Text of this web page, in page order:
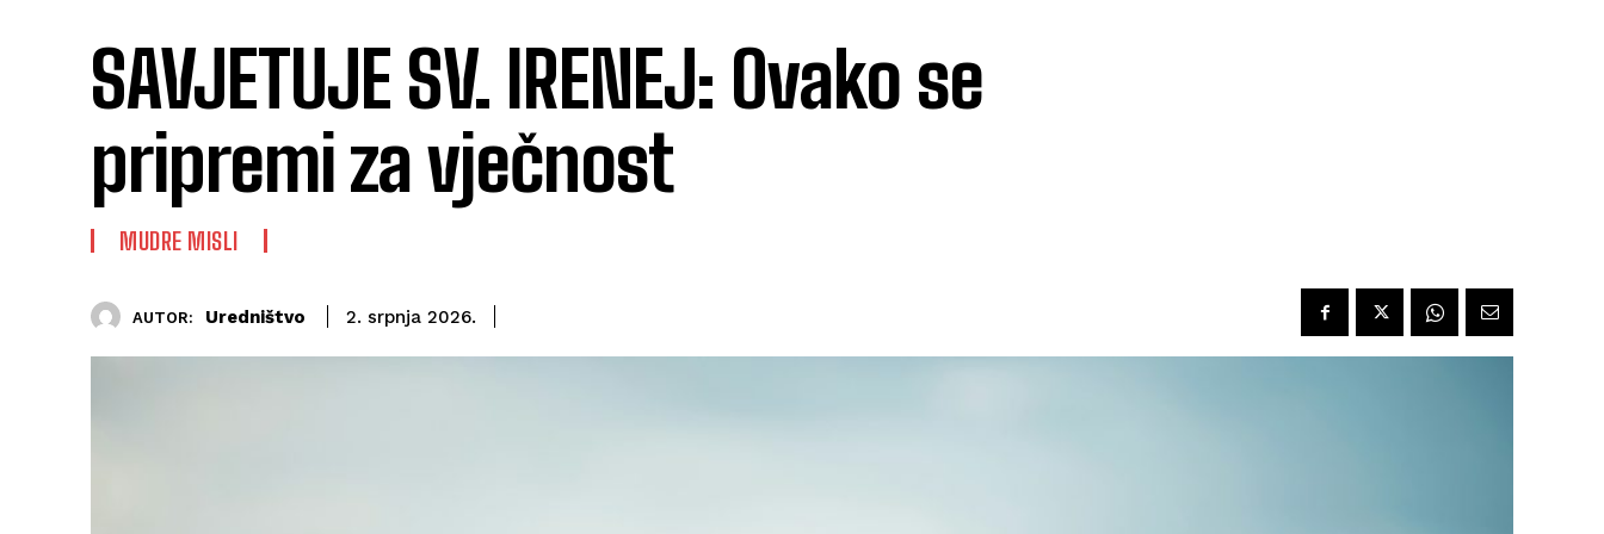
SAVJETUJE SV. IRENEJ: Ovako se
pripremi za vječnost
MUDRE MISLI
AUTOR: Uredništvo 2. srpnja 2026.